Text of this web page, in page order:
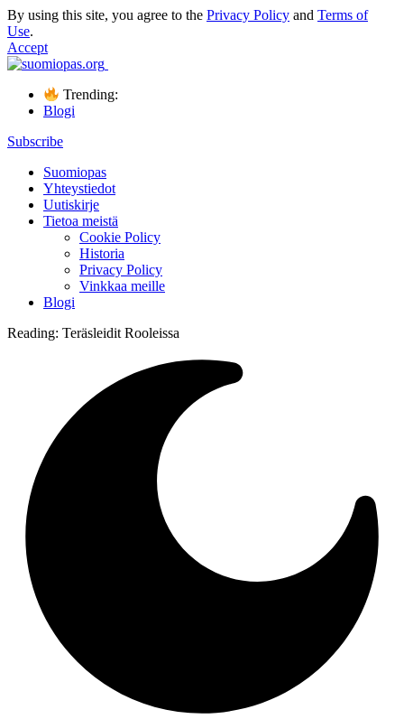
By using this site, you agree to the Privacy Policy and Terms of
Use.
Accept
Trending:
Blogi
Subscribe
Suomiopas
Yhteystiedot
Uutiskirje
Tietoa meistä
Cookie Policy
Historia
Privacy Policy
Vinkkaa meille
Blogi
Reading: Teräsleidit Rooleissa